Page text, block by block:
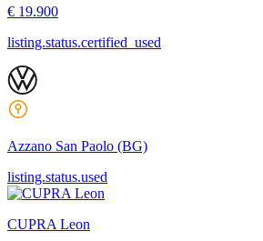
€ 19.900
listing.status.certified_used
Azzano San Paolo (BG)
listing.status.used
CUPRA Leon